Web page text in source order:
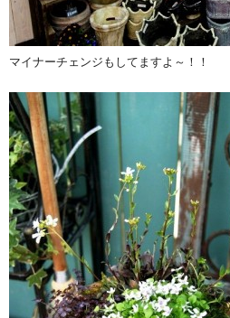
マイナーチェンジもしてますよ～！！